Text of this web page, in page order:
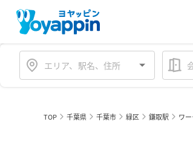
TOP 千葉県 千葉市 緑区 鎌取駅 ワ